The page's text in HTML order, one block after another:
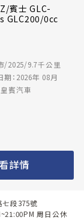
賓士 GLC-
GLC200/0cc
/2025/9.7千公里
期：2026年 08月
皇賓汽車
詳情
段375號
周日公休